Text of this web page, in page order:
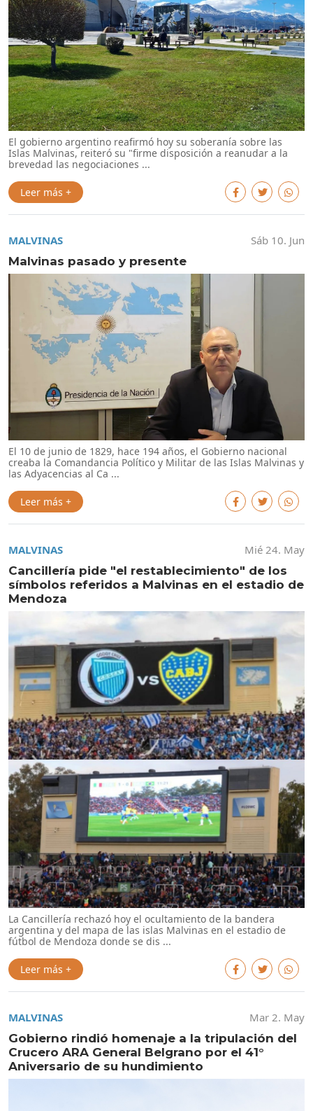
El gobierno argentino reafirmó hoy su soberanía sobre las
Islas Malvinas, reiteró su "firme disposición a reanudar a la
brevedad las negociaciones ...
Leer más +
MALVINAS
Sáb 10. Jun
Malvinas pasado y presente
El 10 de junio de 1829, hace 194 años, el Gobierno nacional
creaba la Comandancia Político y Militar de las Islas Malvinas y
las Adyacencias al Ca ...
Leer más +
MALVINAS
Mié 24. May
Cancillería pide "el restablecimiento" de los
símbolos referidos a Malvinas en el estadio de
Mendoza
La Cancillería rechazó hoy el ocultamiento de la bandera
argentina y del mapa de las islas Malvinas en el estadio de
fútbol de Mendoza donde se dis ...
Leer más +
MALVINAS
Mar 2. May
Gobierno rindió homenaje a la tripulación del
Crucero ARA General Belgrano por el 41°
Aniversario de su hundimiento